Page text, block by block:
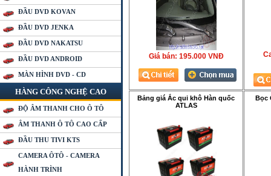
ĐẦU DVD KOVAN
ĐẦU DVD JENKA
ĐẦU DVD NAKATSU
ĐẦU DVD ANDROID
MÀN HÌNH DVD - CD
HÀNG CÔNG NGHỆ CAO
ĐỘ ÂM THANH CHO Ô TÔ
ÂM THANH Ô TÔ CAO CẤP
ĐẦU THU TIVI KTS
CAMERA ÔTÔ - CAMERA
HÀNH TRÌNH
Giá bán: 195.000 VNÐ
Bảng giá Ắc qui khô Hàn quốc
ATLAS
Bọc